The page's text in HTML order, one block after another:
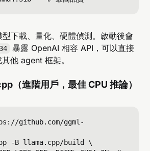
下載、量化、硬體偵測。啟動後會
暴露 OpenAI 相容 API，可以直接
他 agent 框架。
（進階用戶，最佳 CPU 推論）
github.com/ggml-
-B llama.cpp/build \